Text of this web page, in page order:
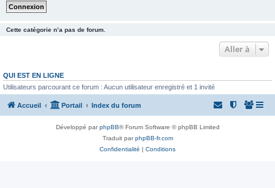
Cette catégorie n’a pas de forum.
Aller à
QUI EST EN LIGNE
Utilisateurs parcourant ce forum : Aucun utilisateur enregistré et 1 invité
Accueil Portail Index du forum
Développé parphpBB® Forum Software © phpBB Limited
Traduit parphpBB-fr.com
Confidentialité | Conditions